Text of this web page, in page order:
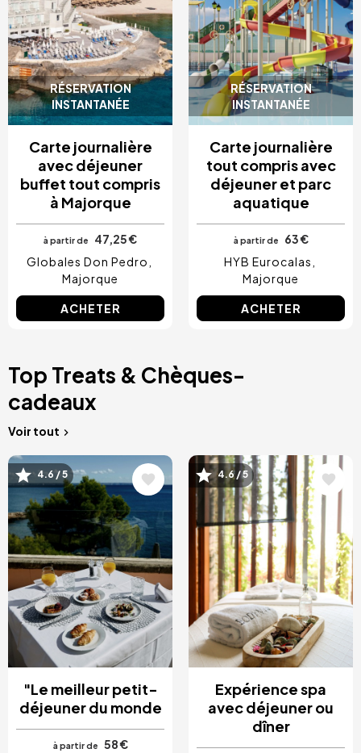
RÉSERVATION
INSTANTANÉE
Carte journalière
avec déjeuner
buffet tout compris
à Majorque
à partir de
47,25 €
Globales Don Pedro
Majorque
ACHETER
RÉSERVATION
INSTANTANÉE
Carte journalière
tout compris avec
déjeuner et parc
aquatique
à partir de
63 €
HYB Eurocalas
Majorque
ACHETER
Top Treats & Chèques-
cadeaux
Voir tout
Image
4.6 / 5
"Le meilleur petit-
déjeuner du monde
à partir de 58 €
Image
4.6 / 5
Expérience spa
avec déjeuner ou
dîner